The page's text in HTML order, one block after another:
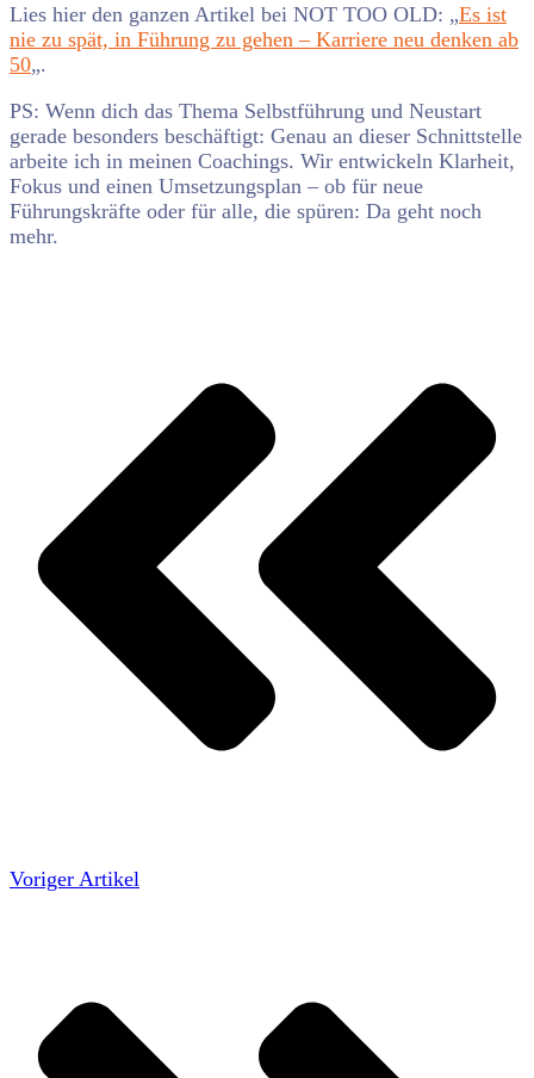
Lies hier den ganzen Artikel bei NOT TOO OLD: „Es ist
nie zu spät, in Führung zu gehen – Karriere neu denken ab
50„.
PS: Wenn dich das Thema Selbstführung und Neustart
gerade besonders beschäftigt: Genau an dieser Schnittstelle
arbeite ich in meinen Coachings. Wir entwickeln Klarheit,
Fokus und einen Umsetzungsplan – ob für neue
Führungskräfte oder für alle, die spüren: Da geht noch
mehr.
Voriger Artikel